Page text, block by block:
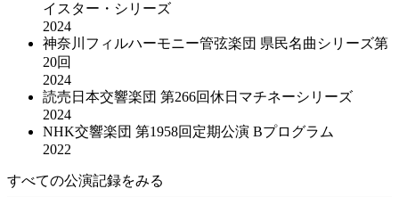
イスター・シリーズ
2024
神奈川フィルハーモニー管弦楽団 県民名曲シリーズ第
20回
2024
読売日本交響楽団 第266回休日マチネーシリーズ
2024
NHK交響楽団 第1958回定期公演 Bプログラム
2022
すべての公演記録をみる